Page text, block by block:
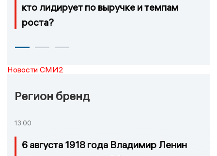
кто лидирует по выручке и темпам
роста?
Новости СМИ2
Регион бренд
13:00
6 августа 1918 года Владимир Ленин